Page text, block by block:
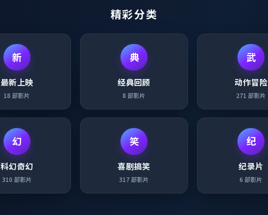
精彩分类
新
最新上映
18 部影片
典
经典回顾
8 部影片
武
动作冒险
271 部影片
幻
科幻奇幻
310 部影片
笑
喜剧搞笑
317部影片
纪
纪录片
6 部影片